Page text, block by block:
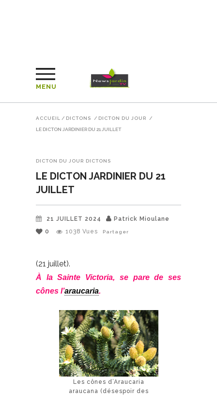
MENU
ACCUEIL / DICTONS / DICTON DU JOUR /
LE DICTON JARDINIER DU 21 JUILLET
DICTON DU JOUR DICTONS
LE DICTON JARDINIER DU 21
JUILLET
21 JUILLET 2024
Patrick Mioulane
0
1038 Vues Partager
(21 juillet).
À la Sainte Victoria, se pare de ses
cônes l’araucaria.
Les cônes d’Araucaria
araucana (désespoir des